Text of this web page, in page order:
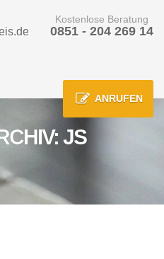
Kostenlose Beratung
0851 - 204 269 14
ANRUFEN
JS